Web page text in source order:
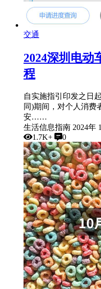
交通
2024深圳电动
程
自实施指引印发之日
同)期间，对个人消费
安……
生活信息指南 2024年
1.7K+
0